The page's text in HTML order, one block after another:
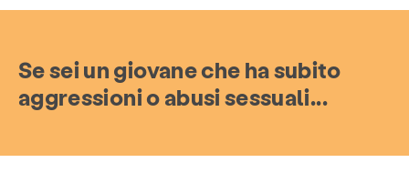
Se sei un giovane che ha subito
aggressioni o abusi sessuali...